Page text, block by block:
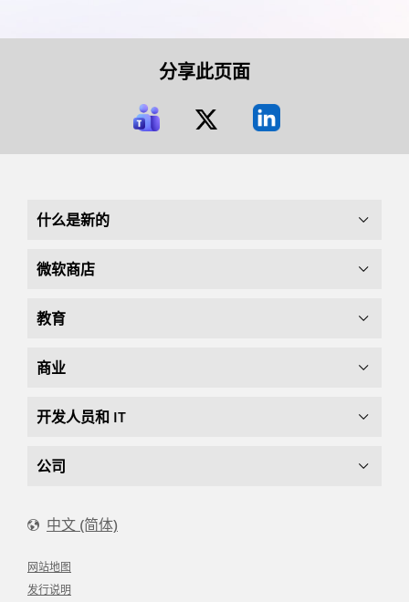
分享此页面
什么是新的
微软商店
教育
商业
开发人员和 IT
公司
中文 (简体)
网站地图
发行说明